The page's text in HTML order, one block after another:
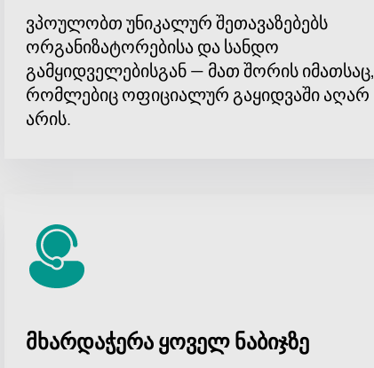
ვპოულობთ უნიკალურ შეთავაზებებს
ორგანიზატორებისა და სანდო
გამყიდველებისგან — მათ შორის იმათსაც,
რომლებიც ოფიციალურ გაყიდვაში აღარ
არის.
მხარდაჭერა ყოველ ნაბიჯზე